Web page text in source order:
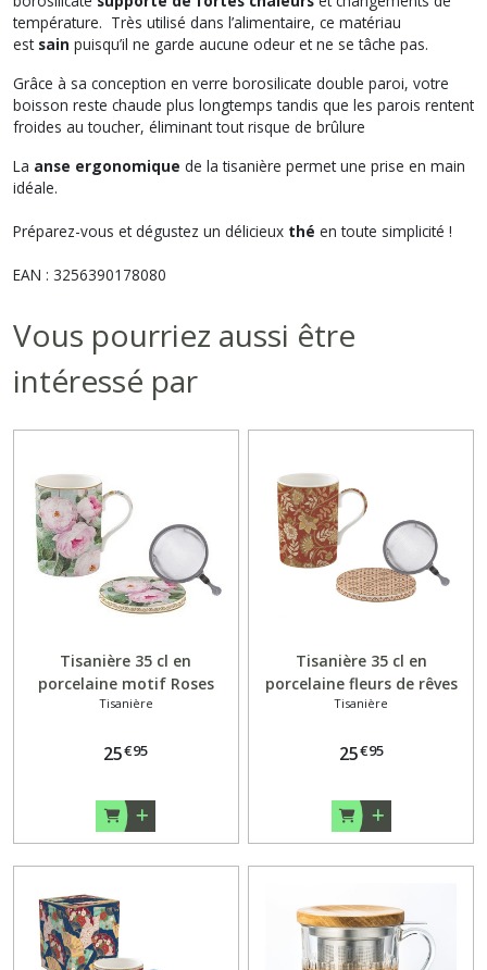
température. Très utilisé dans l’alimentaire, ce matériau
estsain puisqu’il ne garde aucune odeur et ne se tâche pas.
Grâce à sa conception en verre borosilicate double paroi, votre
boisson reste chaude plus longtemps tandis que les parois rentent
froides au toucher, éliminant tout risque de brûlure
La anse ergonomique de la tisanière permet une prise en main
idéale.
Préparez-vous et dégustez un délicieux thé en toute simplicité !
EAN : 3256390178080
Vous pourriez aussi être
intéressé par
Tisanière 35 cl en
porcelaine motif Roses
Tisanière
25€95
Tisanière 35 cl en
porcelaine fleurs de rêves
Tisanière
25€95